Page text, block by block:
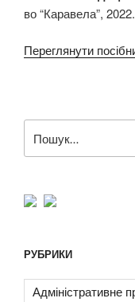
во “Каравела”,
Переглянути
за
РУБРИКИ
Адміністративне